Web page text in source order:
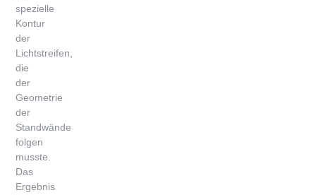
spezielle
Kontur
der
Lichtstreifen,
die
der
Geometrie
der
Standwände
folgen
musste.
Das
Ergebnis